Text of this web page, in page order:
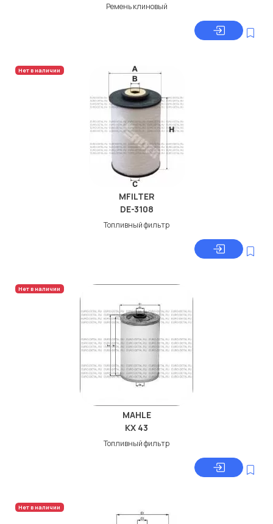
Ремень клиновый
Нет в наличии
MFILTER
DE-3108
Топливный фильтр
Нет в наличии
MAHLE
KX 43
Топливный фильтр
Нет в наличии